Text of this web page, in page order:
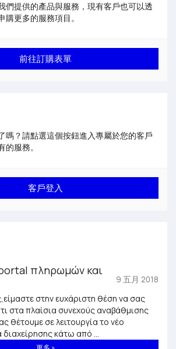
們提供的產品與服務，現有客戶也可以透
更多的服務項目。
嗎？請點選這個按鈕進入專屬於您的客戶
服務。
πληρωμών και
9 五月 2018
στην ευχάριστη θέση να σας
στα πλαίσια συνεχούς αναβάθμισης
θέτουμε σε λειτουργία το νέο
διαχείρησης κάτω από ...